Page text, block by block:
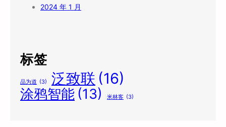
2024 年 1 月
标签
品为道 (3) 泛致联 (16)
涂鸦智能 (13) 米林客 (3)